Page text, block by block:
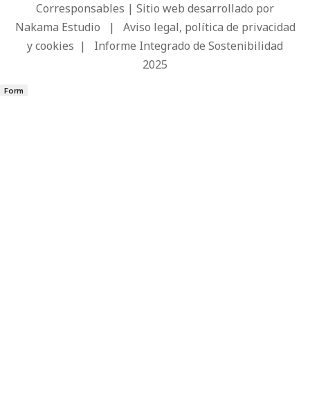
Corresponsables | Sitio web desarrollado por
Nakama Estudio | Aviso legal, política de privacidad
y cookies | Informe Integrado de Sostenibilidad
2025
Form